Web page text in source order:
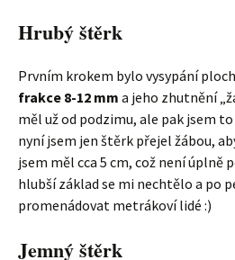
Hrubý štěrk
Prvním krokem bylo vysypání
frakce 8-12 mm a jeho zhutnění
měl už od podzimu, ale pak jsem
nyní jsem jen štěrk přejel žábou,
jsem měl cca 5 cm, což není úplně
hlubší základ se mi nechtělo a po
promenádovat metrákoví lidé :)
Jemný štěrk